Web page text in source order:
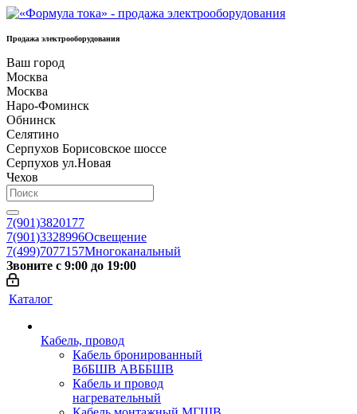
Продажа электрооборудования
Ваш город
Москва
Москва
Наро-Фоминск
Обнинск
Селятино
Серпухов Борисовское шоссе
Серпухов ул.Новая
Чехов
7(901)3820177
7(901)3328996Освещение
7(499)7077157Многоканальный
Звоните с 9:00 до 19:00
Каталог
Кабель, провод
Кабель бронированный
ВбБШВ АВББШВ
Кабель и провод
нагревательный